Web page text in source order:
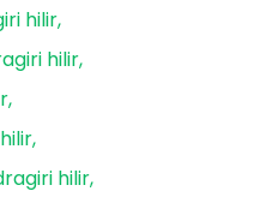
hilir
hilir
hilir